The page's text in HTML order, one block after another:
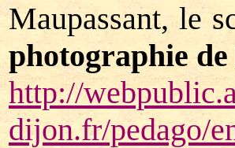
Maupassant, le
photographie
http://
dijon.fr/pedago/